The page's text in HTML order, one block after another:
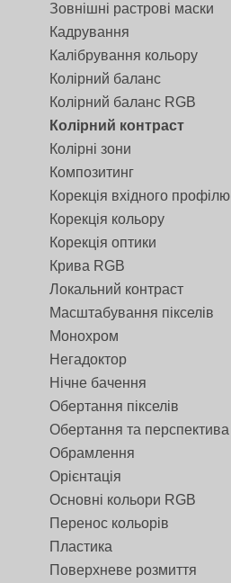
Зовнішні растрові маски
Кадрування
Калібрування кольору
Колірний баланс
Колірний баланс RGB
Колірний контраст
Колірні зони
Композитинг
Корекція вхідного профілю
Корекція кольору
Корекція оптики
Крива RGB
Локальний контраст
Масштабування пікселів
Монохром
Негадоктор
Нічне бачення
Обертання пікселів
Обертання та перспектива
Обрамлення
Орієнтація
Основні кольори RGB
Перенос кольорів
Пластика
Поверхневе розмиття